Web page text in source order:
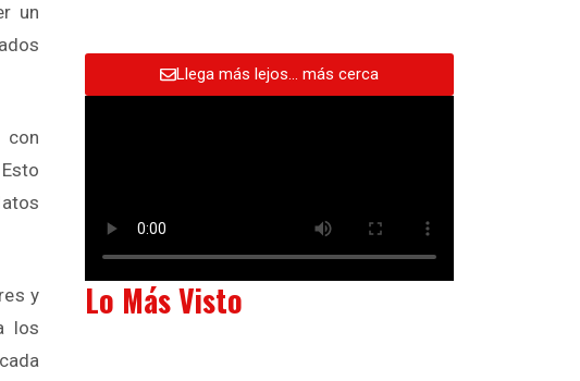
un
con
y
los
Llega más lejos… más cerca
Lo Más Visto